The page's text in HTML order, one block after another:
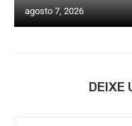
agosto 7, 2026
DEIXE